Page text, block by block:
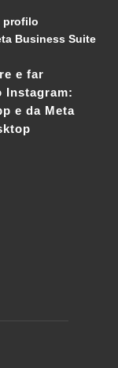
e far
Instagram:
e da Meta